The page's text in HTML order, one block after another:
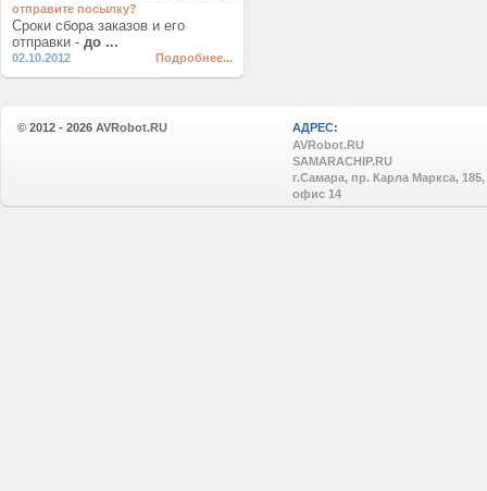
отправите посылку?
Сроки сбора заказов и его
отправки - до ...
02.10.2012 Подробнее...
© 2012 - 2026 AVRobot.RU
АДРЕС:
AVRobot.RU
SAMARACHIP.RU
г.Самара, пр. Карла Маркса, 185,
офис 14